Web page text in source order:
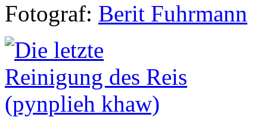
Fotograf: Berit Fuhrmann